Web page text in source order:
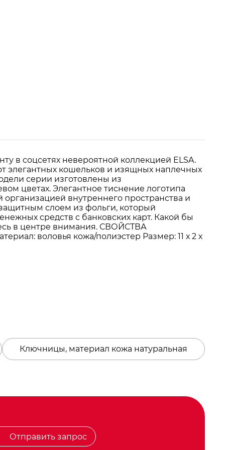
соцсетях невероятной коллекцией ELSA.
элегантных кошельков и изящных наплечных
серии изготовлены из
цветах. Элегантное тиснение логотипа
внутреннего пространства и
слоем из фольги, который
средств с банковских карт. Какой бы
в центре внимания. СВОЙСТВА
воловья кожа/полиэстер Размер: 11 х 2 х
Ключницы, материал кожа натуральная
Отправить запрос